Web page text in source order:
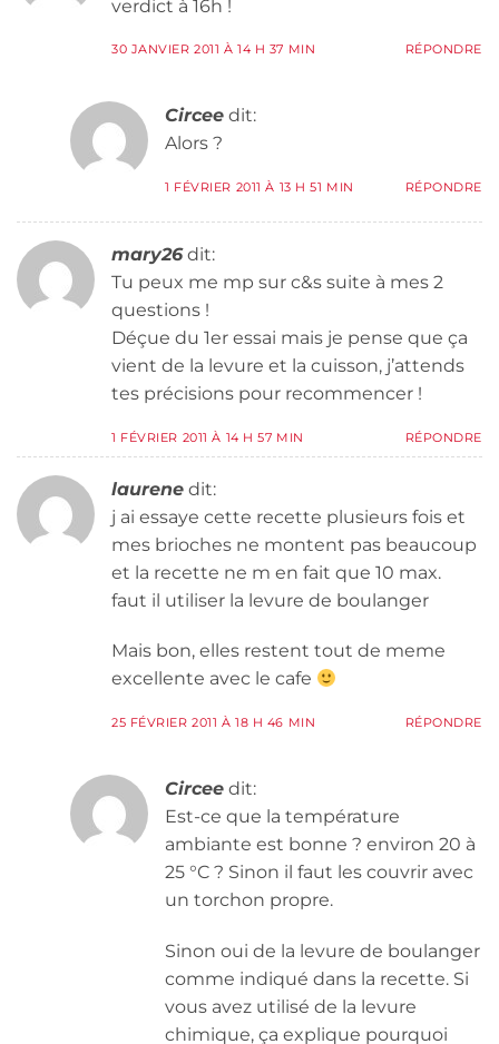
verdict à 16h !
30 JANVIER 2011 À 14 H 37 MIN RÉPONDRE
Circee dit:
Alors ?
1 FÉVRIER 2011 À 13 H 51 MIN RÉPONDRE
mary26 dit:
Tu peux me mp sur c&s suite à mes 2
questions !
Déçue du 1er essai mais je pense que ça
vient de la levure et la cuisson, j’attends
tes précisions pour recommencer !
1 FÉVRIER 2011 À 14 H 57 MIN RÉPONDRE
laurene dit:
j ai essaye cette recette plusieurs fois et
mes brioches ne montent pas beaucoup
et la recette ne m en fait que 10 max.
faut il utiliser la levure de boulanger
Mais bon, elles restent tout de meme
excellente avec le cafe
25 FÉVRIER 2011 À 18 H 46 MIN RÉPONDRE
Circee dit:
Est-ce que la température
ambiante est bonne ? environ 20 à
25 °C ? Sinon il faut les couvrir avec
un torchon propre.
Sinon oui de la levure de boulanger
comme indiqué dans la recette. Si
vous avez utilisé de la levure
chimique, ça explique pourquoi